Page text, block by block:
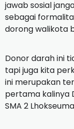
jawab sosial
sebagai
dorong walikota
Donor darah ini
tapi juga kita
ini merupakan
pertama kalinya
SMA 2